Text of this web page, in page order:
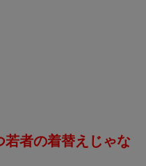
若者の着替えじゃな